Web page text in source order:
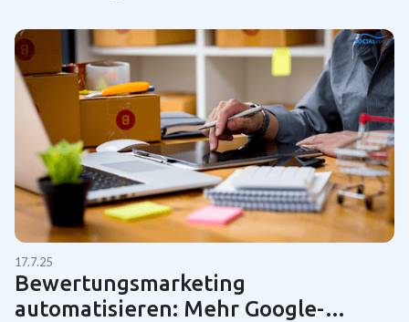
17.7.25
Bewertungsmarketing
automatisieren: Mehr Google-